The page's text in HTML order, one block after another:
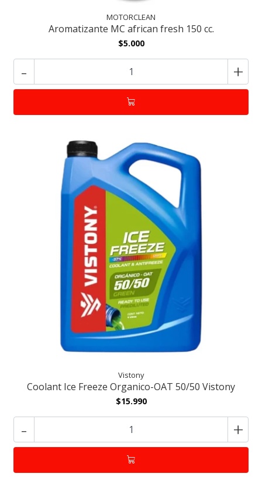
MOTORCLEAN
Aromatizante MC african fresh 150 cc.
$5.000
- +
Vistony
Coolant Ice Freeze Organico-OAT 50/50 Vistony
$15.990
- +